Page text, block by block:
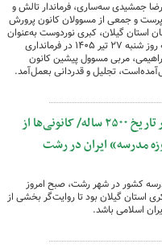
جمشیدی سه‌ساری، فرماندار تالش و
و جمعی از مسوولان کانون پرورش
استان گیلان، کبری نوردوست به‌عنوان
سرپرست کانون شهرستان معرفی‌شد. در این آیین که روز شنبه ۲۷ تیر ۱۴۰۵ در فرمانداری
مربی مسوول پیشین کانون
تجلیل و قدردانی بعمل‌آمد.
گام‌های کوچک در تاریخ ۲۵۰۰ ساله/ کانونی‌ها از
مدرسه» ایران در رشت
کشور در شهر رشت، صبح امروز
استان گیلان بود تا روایت‌گر بخشی از